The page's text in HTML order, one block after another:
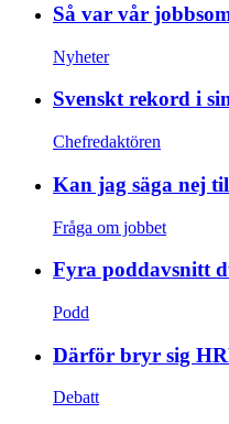
Så var vår
Nyheter
Svenskt rekord i
Chefredaktören
Kan jag säga nej
Fråga om jobbet
Fyra poddavsnitt
Podd
Därför bryr sig
Debatt